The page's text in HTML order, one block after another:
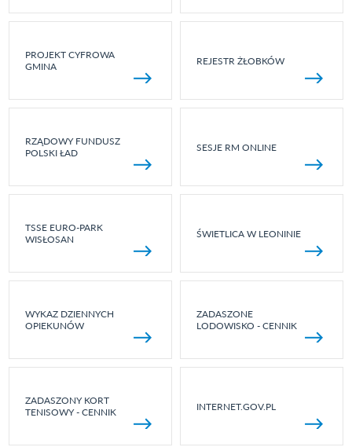
PROJEKT CYFROWA
GMINA
REJESTR ŻŁOBKÓW
RZĄDOWY FUNDUSZ
POLSKI ŁAD
SESJE RM ONLINE
TSSE EURO-PARK
WISŁOSAN
ŚWIETLICA W LEONINIE
WYKAZ DZIENNYCH
OPIEKUNÓW
ZADASZONE
LODOWISKO - CENNIK
ZADASZONY KORT
TENISOWY - CENNIK
INTERNET.GOV.PL